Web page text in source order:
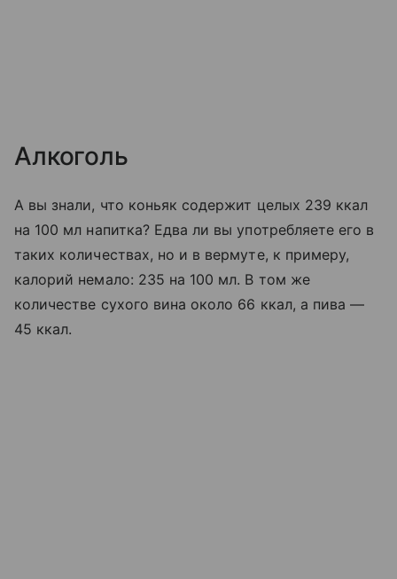
Алкоголь
А вы знали, что коньяк содержит целых 239 ккал
на 100 мл напитка? Едва ли вы употребляете его в
таких количествах, но и в вермуте, к примеру,
калорий немало: 235 на 100 мл. В том же
количестве сухого вина около 66 ккал, а пива —
45 ккал.